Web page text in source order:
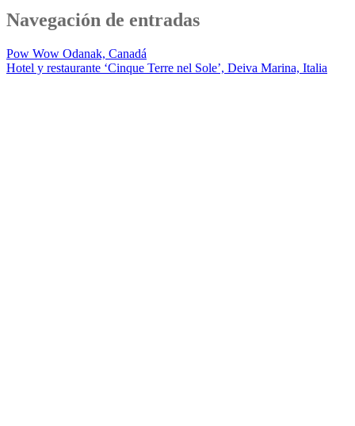
Navegación de entradas
Pow Wow Odanak, Canadá
Hotel y restaurante ‘Cinque Terre nel Sole’, Deiva Marina, Italia